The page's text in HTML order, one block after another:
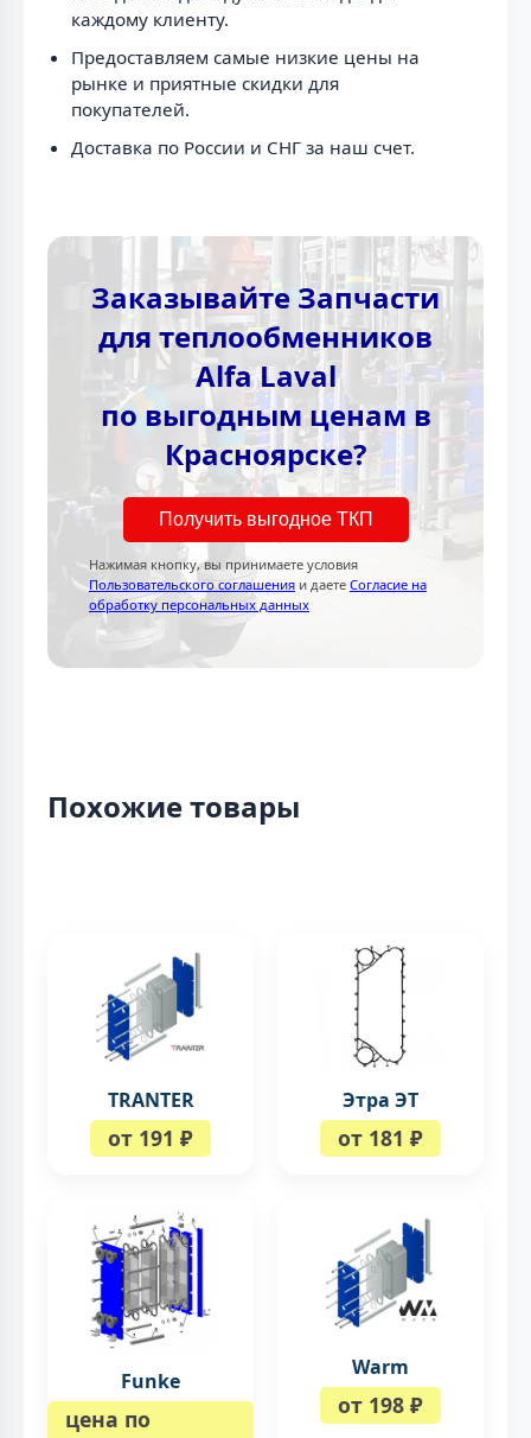
каждому клиенту.
Предоставляем самые низкие цены на
рынке и приятные скидки для
покупателей.
Доставка по России и СНГ за наш счет.
Заказывайте Запчасти
для теплообменников
Alfa Laval
по выгодным ценам в
Красноярске?
Получить выгодное ТКП
Нажимая кнопку, вы принимаете условия
Пользовательского соглашения и даете Согласие на
обработку персональных данных
Похожие товары
TRANTER
от 191 ₽
Этра ЭТ
от 181 ₽
Funke
цена по
Warm
от 198 ₽